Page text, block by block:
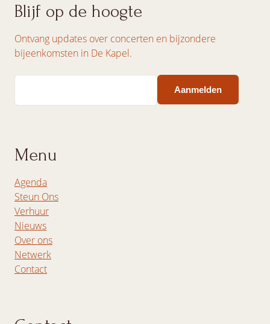
Blijf op de hoogte
Ontvang updates over concerten en bijzondere
bijeenkomsten in De Kapel.
Email
Menu
Agenda
Steun Ons
Verhuur
Nieuws
Over ons
Netwerk
Contact